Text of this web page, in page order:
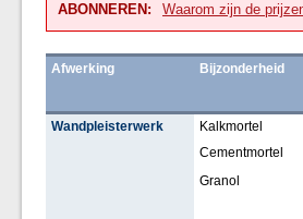
ABONNEREN: Waarom zijn de
Afwerking Bijzonderheid
Wandpleisterwerk
Kalkmortel
Cementmortel
Granol